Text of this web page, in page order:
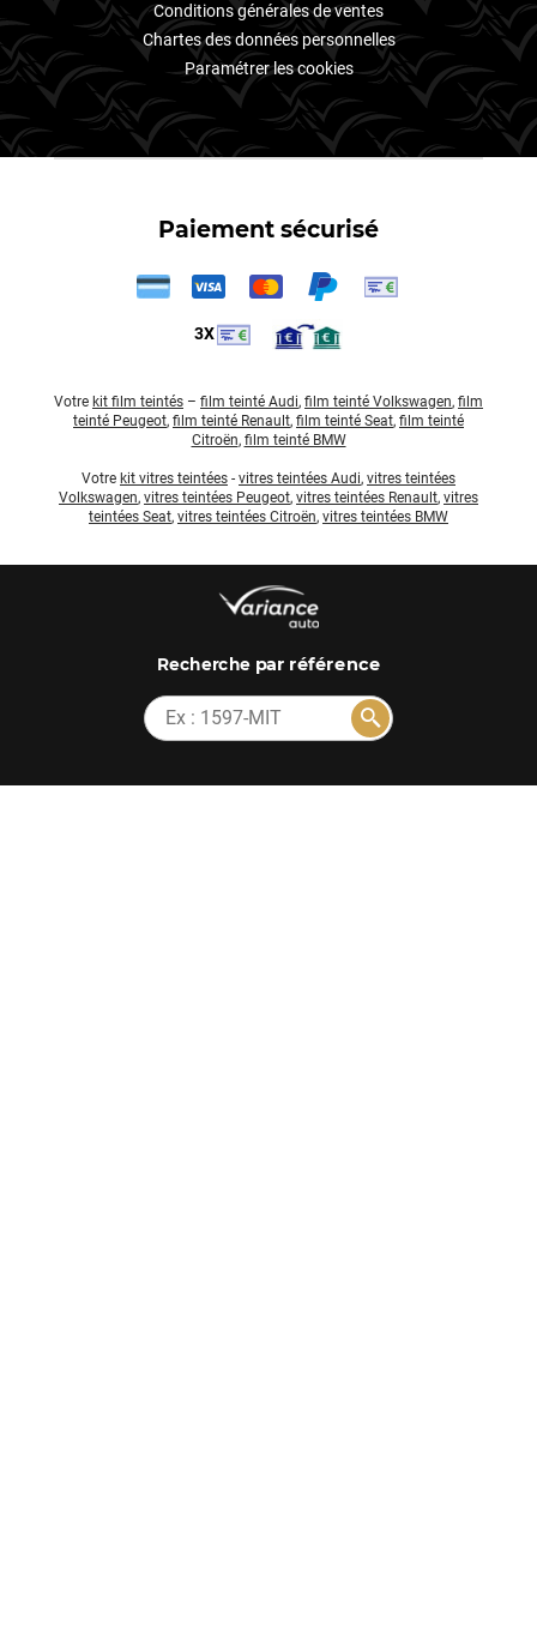
Conditions générales de ventes
Chartes des données personnelles
Paramétrer les cookies
Paiement sécurisé
3X
Votre kit film teintés – film teinté Audi, film teinté Volkswagen, film
teinté Peugeot, film teinté Renault, film teinté Seat, film teinté
Citroën, film teinté BMW
Votre kit vitres teintées - vitres teintées Audi, vitres teintées
Volkswagen, vitres teintées Peugeot, vitres teintées Renault, vitres
teintées Seat, vitres teintées Citroën, vitres teintées BMW
Recherchepar référence